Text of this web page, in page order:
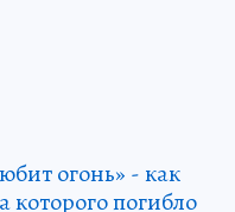
огонь» - как
погибло